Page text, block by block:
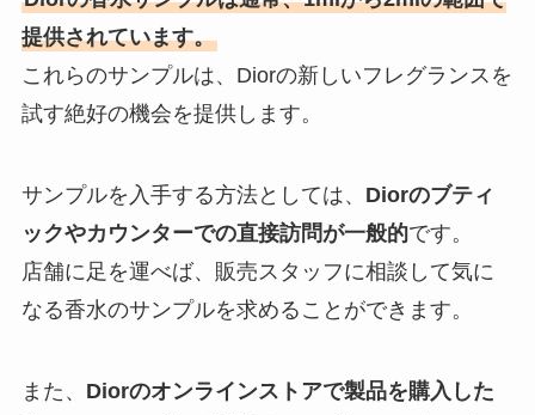
提供されています。
これらのサンプルは、Diorの新しいフレグランスを
試す絶好の機会を提供します。
サンプルを入手する方法としては、 Diorのブティ
ックやカウンターでの直接訪問が一般的です。
店舗に足を運べば、販売スタッフに相談して気に
なる香水のサンプルを求めることができます。
また、 Diorのオンラインストアで製品を購入した